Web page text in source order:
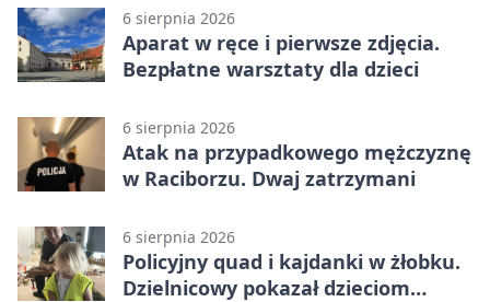
6 sierpnia 2026
Aparat w ręce i pierwsze zdjęcia.
Bezpłatne warsztaty dla dzieci
6 sierpnia 2026
Atak na przypadkowego mężczyznę
w Raciborzu. Dwaj zatrzymani
6 sierpnia 2026
Policyjny quad i kajdanki w żłobku.
Dzielnicowy pokazał dzieciom